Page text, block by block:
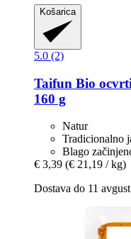
Košarica
5.0 (2)
Taifun Bio
160 g
Natur
Tradicionalno
Blago
€ 3,39 (€ 21,19 / kg)
Dostava do 11 avgust